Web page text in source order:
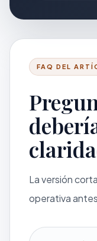
FAQ DEL
La versión
operativa